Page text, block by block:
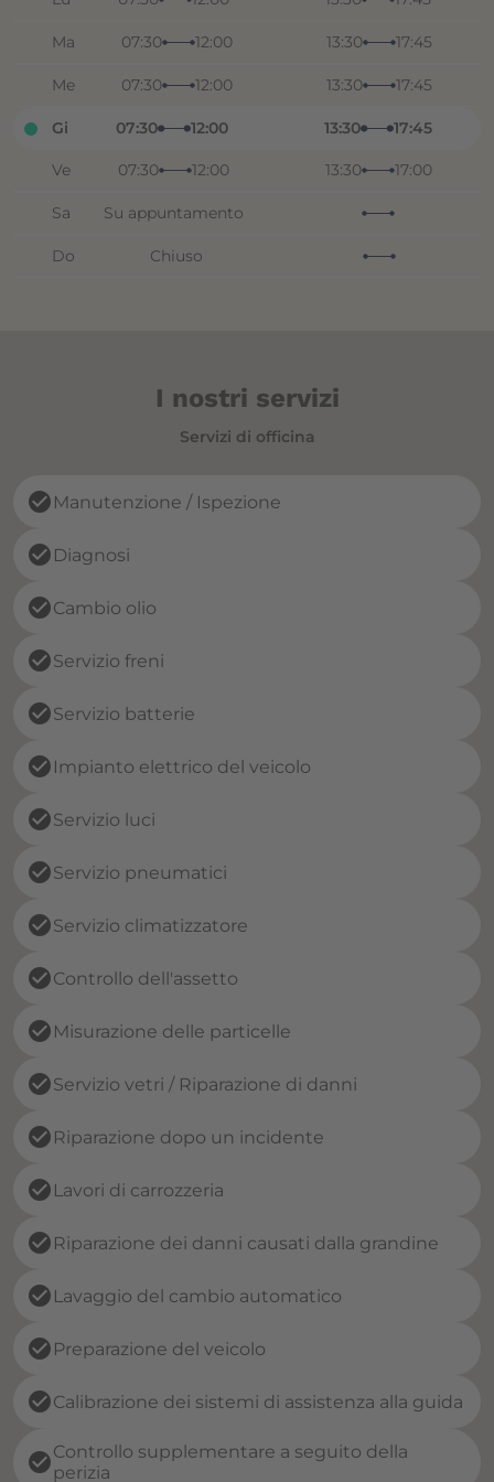
Ma 07:30 12:00 13:30 17:45
Me 07:30 12:00 13:30 17:45
Gi 07:30 12:00 13:30 17:45
Ve 07:30 12:00 13:30 17:00
Sa Su appuntamento
Do Chiuso
I nostri servizi
Servizi di officina
check_circle Manutenzione / Ispezione
check_circle Diagnosi
check_circleCambio olio
check_circleServizio freni
check_circleServizio batterie
check_circle Impianto elettrico del veicolo
check_circleServizio luci
check_circleServizio pneumatici
check_circleServizio climatizzatore
check_circleControllo dell'assetto
check_circle Misurazione delle particelle
check_circleServizio vetri / Riparazione di danni
check_circle Riparazione dopo un incidente
check_circle Lavori di carrozzeria
check_circle Riparazione dei danni causati dalla grandine
check_circle Lavaggio del cambio automatico
check_circle Preparazione del veicolo
check_circleCalibrazione dei sistemi di assistenza alla guida
check_circleControllo supplementare a seguito della
perizia